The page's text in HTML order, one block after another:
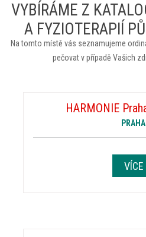
VYBÍRÁME Z
A FYZIOTERAPIÍ
Na tomto místě vás seznamujeme
pečovat v případě Vašich
HARMONIE
PRAHA
VÍCE